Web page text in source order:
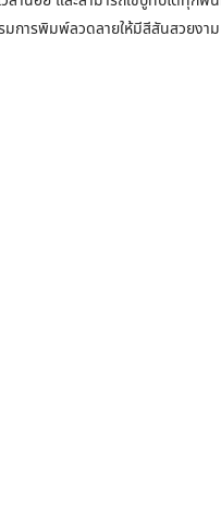
ารพิมพ์ลวดลายให้มีสีสันสวยง